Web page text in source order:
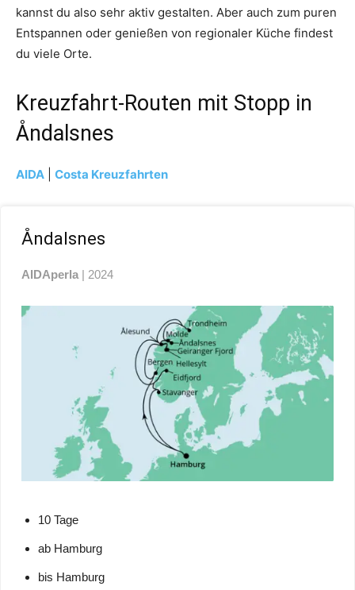
kannst du also sehr aktiv gestalten. Aber auch zum puren
Entspannen oder genießen von regionaler Küche findest
du viele Orte.
Kreuzfahrt-Routen mit Stopp in
Åndalsnes
AIDA Costa Kreuzfahrten
Åndalsnes
AIDAperla | 2024
10 Tage
ab Hamburg
bis Hamburg